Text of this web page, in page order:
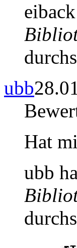
ubb
Hat
ubb